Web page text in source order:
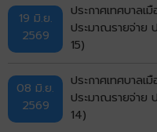
19 มิ.ย.
2569
ประกาศเทศบาลเ
ประมาณรายจ่าย
15)
08 มิ.ย.
2569
ประกาศเทศบาลเ
ประมาณรายจ่าย
14)